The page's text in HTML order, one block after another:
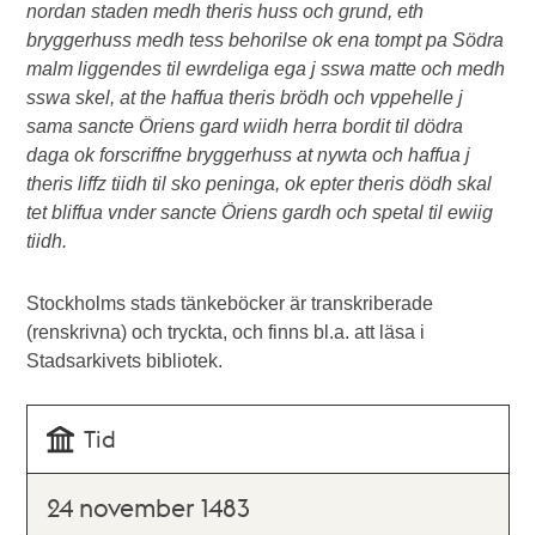
nordan staden medh theris huss och grund, eth
bryggerhuss medh tess behorilse ok ena tompt pa Södra
malm liggendes til ewrdeliga ega j sswa matte och medh
sswa skel, at the haffua theris brödh och vppehelle j
sama sancte Öriens gard wiidh herra bordit til dödra
daga ok forscriffne bryggerhuss at nywta och haffua j
theris liffz tiidh til sko peninga, ok epter theris dödh skal
tet bliffua vnder sancte Öriens gardh och spetal til ewiig
tiidh.
Stockholms stads tänkeböcker är transkriberade
(renskrivna) och tryckta, och finns bl.a. att läsa i
Stadsarkivets bibliotek.
Tid
24 november 1483